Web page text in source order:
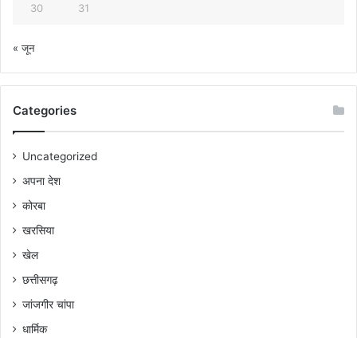
30 31
« जून
Categories
Uncategorized
अपना देश
कोरबा
खरसिया
खेल
छत्तीसगढ़
जांजगीर चांपा
धार्मिक